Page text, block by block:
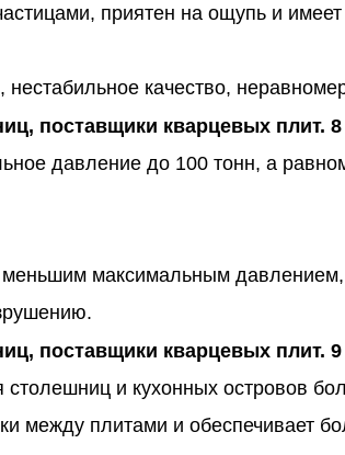
приятен на ощупь и
качество,
давление до 100 тонн, а
максимальным
и кухонных островов
между плитами и обеспечивает